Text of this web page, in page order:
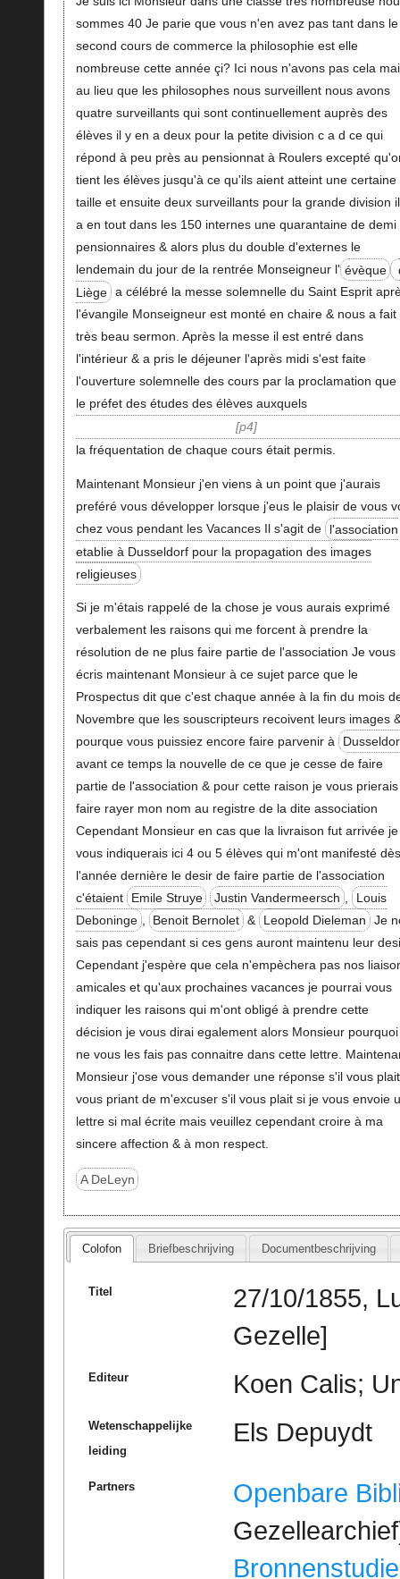
sommes 40 Je parie que vous n'en avez pas tant dans le
second cours de commerce la philosophie est elle
nombreuse cette année çi? Ici nous n'avons pas cela
au lieu que les philosophes nous surveillent nous avons
quatre surveillants qui sont continuellement auprès des
élèves il y en a deux pour la petite division c a d ce qui
répond à peu près au pensionnat à Roulers excepté
tient les élèves jusqu'à ce qu'ils aient atteint une certaine
taille et ensuite deux surveillants pour la grande division
a en tout dans les 150 internes une quarantaine de demi
pensionnaires & alors plus du double d'externes le
lendemain du jour de la rentrée Monseigneur l' évèque
Liège a célébré la messe solemnelle du Saint Esprit
l'évangile Monseigneur est monté en chaire & nous a fait
très beau sermon. Après la messe il est entré dans
l'intérieur & a pris le déjeuner l'après midi s'est faite
l'ouverture solemnelle des cours par la proclamation que
le préfet des études des élèves auxquels
p4
la fréquentation de chaque cours était permis.
Maintenant Monsieur j'en viens à un point que j'aurais
preféré vous développer lorsque j'eus le plaisir de vous
chez vous pendant les Vacances Il s'agit de
l'association
etablie à Dusseldorf pour la propagation des images
religieuses
Si je m'étais rappelé de la chose je vous aurais exprimé
verbalement les raisons qui me forcent à prendre la
résolution de ne plus faire partie de l'association Je vous
écris maintenant Monsieur à ce sujet parce que le
Prospectus dit que c'est chaque année à la fin du mois
Novembre que les souscripteurs recoivent leurs images
pourque vous puissiez encore faire parvenir à
avant ce temps la nouvelle de ce que je cesse de faire
partie de l'association & pour cette raison je vous
faire rayer mon nom au registre de la dite association
Cependant Monsieur en cas que la livraison fut arrivée je
vous indiquerais ici 4 ou 5 élèves qui m'ont manifesté dès
l'année dernière le desir de faire partie de l'association
c'étaient
Emile Struye Justin Vandermeersch , Louis
Deboninge , Benoit Bernolet & Leopold Dieleman
Je
sais pas cependant si ces gens auront maintenu leur
Cependant j'espère que cela n'empèchera pas nos
amicales et qu'aux prochaines vacances je pourrai vous
indiquer les raisons qui m'ont obligé à prendre cette
décision je vous dirai egalement alors Monsieur
ne vous les fais pas connaitre dans cette lettre.
Monsieur j'ose vous demander une réponse s'il vous
vous priant de m'excuser s'il vous plait si je vous envoie
lettre si mal écrite mais veuillez cependant croire à ma
sincere affection & à mon respect.
A DeLeyn
Colofon Briefbeschrijving Documentbeschrijving
Titel
27/10/1855,
Gezelle]
Editeur Koen Calis;
Wetenschappelijke
leiding
Els Depuydt
Partners
Openbare
Bronnenstudie